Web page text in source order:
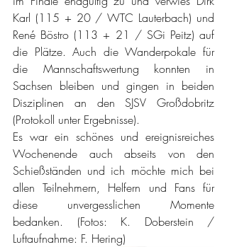
Karl (115 + 20 / WTC Lauterbach) und
René Böstro (113 + 21 / SGi Peitz) auf
die Plätze. Auch die Wanderpokale für
die Mannschaftswertung konnten in
Sachsen bleiben und gingen in beiden
Disziplinen an den SJSV Großdobritz
(Protokoll unter Ergebnisse).
Es war ein schönes und ereignisreiches
Wochenende auch abseits von den
Schießständen und ich möchte mich bei
allen Teilnehmern, Helfern und Fans für
diese unvergesslichen Momente
bedanken. (Fotos: K. Doberstein /
Luftaufnahme: F. Hering)